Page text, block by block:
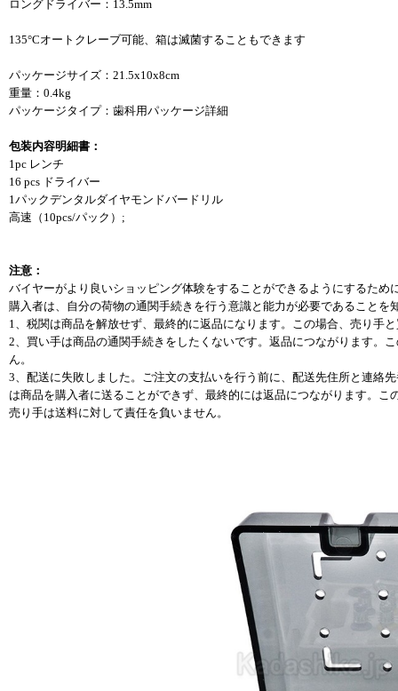
ロングドライバー：13.5mm
135°Cオートクレーブ可能、箱は滅菌することもできます
パッケージサイズ：21.5x10x8cm
重量：0.4kg
パッケージタイプ：歯科用パッケージ詳細
包装内容明細書：
1pc レンチ
16 pcs ドライバー
1パックデンタルダイヤモンドバードリル
高速（10pcs/パック）;
注意：
バイヤーがより良いショッピング体験をすることができるようにするため
購入者は、自分の荷物の通関手続きを行う意識と能力が必要であること
1、税関は商品を解放せず、最終的に返品になります。この場合、売り手
2、買い手は商品の通関手続きをしたくないです。返品につながります。
ん。
3、配送に失敗しました。ご注文の支払いを行う前に、配送先住所と連絡
は商品を購入者に送ることができず、最終的には返品につながります。
売り手は送料に対して責任を負いません。